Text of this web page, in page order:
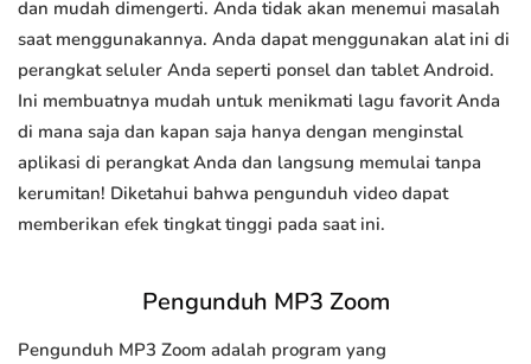
dan mudah dimengerti. Anda tidak akan menemui masalah
saat menggunakannya. Anda dapat menggunakan alat ini di
perangkat seluler Anda seperti ponsel dan tablet Android.
Ini membuatnya mudah untuk menikmati lagu favorit Anda
di mana saja dan kapan saja hanya dengan menginstal
aplikasi di perangkat Anda dan langsung memulai tanpa
kerumitan! Diketahui bahwa pengunduh video dapat
memberikan efek tingkat tinggi pada saat ini.
Pengunduh MP3 Zoom
Pengunduh MP3 Zoom adalah program yang